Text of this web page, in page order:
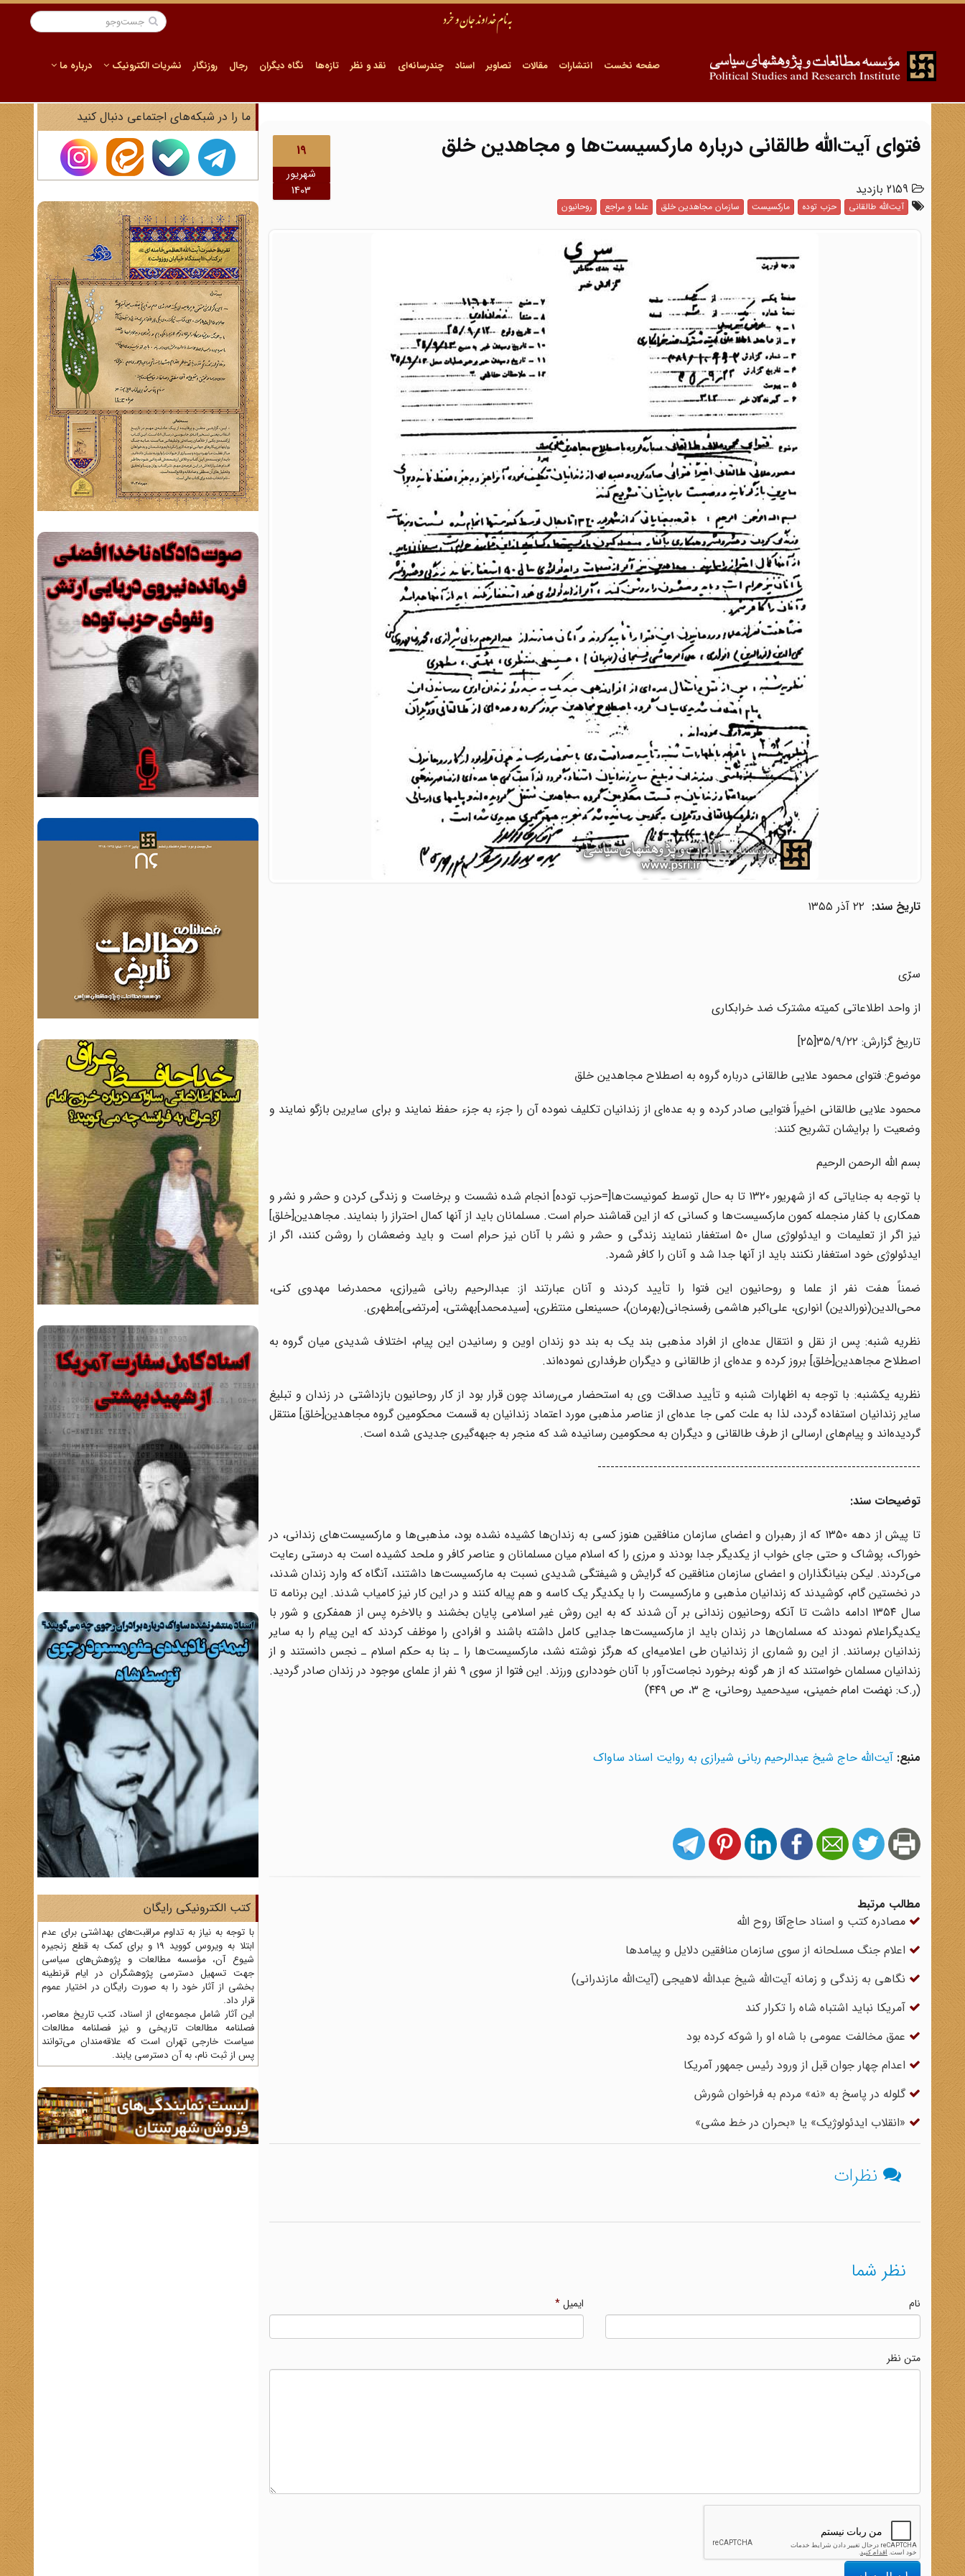
صفحه نخست انتشارات مقالات تصاویر اسناد چندرسانه‌ای نقد و نظر تازه‌ها نگاه دیگران رجال روزنگار نشریات الکترونیک درباره ما
19
شهریور
1403
فتوای آیت‌الله طالقانی درباره مارکسیست‌ها و مجاهدین خلق
آیت‌الله طالقانی حزب توده مارکسیست سازمان مجاهدین خلق علما و مراجع روحانیون
تاریخ سند:
سرّی
از واحد اطلاعاتی کمیته مشترک ضد خرابکاری
تاریخ گزارش: ۳۵/۹/۲۲[۲۵]
موضوع: فتوای محمود علایی طالقانی درباره گروه به اصطلاح مجاهدین خلق
محمود علایی طالقانی اخیراً فتوایی صادر کرده و به عده‌ای از زندانیان تکلیف نموده آن را جزء به جزء حفظ نمایند و برای سایرین بازگو نمایند و
وضعیت را برایشان تشریح کنند:
بسم اللّه الرحمن الرحیم
با توجه به جنایاتی که از شهریور ۱۳۲۰ تا به حال توسط کمونیست‌ها[=حزب توده] انجام شده نشست و برخاست و زندگی کردن و حشر و نشر و
همکاری با کفار منجمله کمون مارکسیست‌ها و کسانی که از این قماشند حرام است. مسلمانان باید از آنها کمال احتراز را بنمایند. مجاهدین[خلق]
نیز اگر از تعلیمات و ایدئولوژی سال ۵۰ استغفار ننمایند زندگی و حشر و نشر با آنان نیز حرام است و باید وضعشان را روشن کنند، اگر از
ایدئولوژی خود استغفار نکنند باید از آنها جدا شد و آنان را کافر شمرد.
ضمناً هفت نفر از علما و روحانیون این فتوا را تأیید کردند و آنان عبارتند از: عبدالرحیم ربانی شیرازی، محمدرضا مهدوی کنی،
محی‌الدین(نورالدین) انواری، علی‌اکبر هاشمی رفسنجانی(بهرمان)، حسینعلی منتظری، [سیدمحمد]بهشتی، [مرتضی]مطهری.
نظریه شنبه: پس از نقل و انتقال عده‌ای از افراد مذهبی بند یک به بند دو زندان اوین و رسانیدن این پیام، اختلاف شدیدی میان گروه به
اصطلاح مجاهدین[خلق] بروز کرده و عده‌ای از طالقانی و دیگران طرفداری نموده‌اند.
نظریه یکشنبه: با توجه به اظهارات شنبه و تأیید صداقت وی به استحضار می‌رساند چون قرار بود از کار روحانیون بازداشتی در زندان و تبلیغ
سایر زندانیان استفاده گردد، لذا به علت کمی جا عده‌ای از عناصر مذهبی مورد اعتماد زندانیان به قسمت محکومین گروه مجاهدین[خلق] منتقل
گردیده‌اند و پیام‌های ارسالی از طرف طالقانی و دیگران به محکومین رسانیده شد که منجر به جبهه‌گیری جدیدی شده است.
---------------------------------------------------------------------------
توضیحات سند:
تا پیش از دهه ۱۳۵۰ که از رهبران و اعضای سازمان منافقین هنوز کسی به زندان‌ها کشیده نشده بود، مذهبی‌ها و مارکسیست‌های زندانی، در
خوراک، پوشاک و حتی جای خواب از یکدیگر جدا بودند و مرزی را که اسلام میان مسلمانان و عناصر کافر و ملحد کشیده است به درستی رعایت
می‌کردند. لیکن بنیانگذاران و اعضای سازمان منافقین که گرایش و شیفتگی شدیدی نسبت به مارکسیست‌ها داشتند، آنگاه که وارد زندان شدند،
در نخستین گام، کوشیدند که زندانیان مذهبی و مارکسیست را با یکدیگر یک کاسه و هم پیاله کنند و در این کار نیز کامیاب شدند. این برنامه تا
سال ۱۳۵۴ ادامه داشت تا آنکه روحانیون زندانی بر آن شدند که به این روش غیر اسلامی پایان بخشند و بالاخره پس از همفکری و شور با
یکدیگراعلام نمودند که مسلمان‌ها در زندان باید از مارکسیست‌ها جدایی کامل داشته باشند و افرادی را موظف کردند که این پیام را به سایر
زندانیان برسانند. از این رو شماری از زندانیان طی اعلامیه‌ای که هرگز نوشته نشد، مارکسیست‌ها را ـ بنا به حکم اسلام ـ نجس دانستند و از
زندانیان مسلمان خواستند که از هر گونه برخورد نجاست‌آور با آنان خودداری ورزند. این فتوا از سوی ۹ نفر از علمای موجود در زندان صادر گردید.
(ر.ک: نهضت امام خمینی، سیدحمید روحانی، ج ۳، ص ۴۴۹)
منبع: آیت‌الله حاج شیخ عبدالرحیم ربانی شیرازی به روایت اسناد ساواک
مطالب مرتبط
مصادره کتب و اسناد‌ حاج‌آقا روح الله
اعلام جنگ مسلحانه از سوی سازمان منافقین دلایل و پیامدها
نگاهی به زندگی و زمانه آیت‌الله شیخ عبدالله لاهیجی (آیت‌الله مازندرانی)
آمریکا نباید اشتباه شاه را تکرار کند
عمق مخالفت عمومی با شاه او را شوکه کرده بود
اعدام چهار جوان قبل از ورود رئیس جمهور آمریکا
گلوله در پاسخ به «نه» مردم به فراخوان شورش
«انقلاب‌ ایدئولوژیک» یا «بحران در خط مشی»
نظرات
نظر شما
نام ایمیل*
متن نظر
ما را در شبکه‌های اجتماعی دنبال کنید
کتب الکترونیکی رایگان
با توجه به نیاز به تداوم مراقبت‌های بهداشتی برای عدم
ابتلا به ویروس کووید 19 و برای کمک به قطع زنجیره
شیوع آن، مؤسسه مطالعات و پژوهش‌های سیاسی
جهت تسهیل دسترسی پژوهشگران در ایام قرنطینه
بخشی از آثار خود را به صورت رایگان در اختیار عموم
قرار داد.
این آثار شامل مجموعه‌ای از اسناد، کتب تاریخ معاصر،
فصلنامه‌ مطالعات تاریخی و نیز فصلنامه مطالعات
سیاست خارجی تهران است که علاقه‌مندان می‌توانند
پس از ثبت نام، به آن دسترسی یابند.